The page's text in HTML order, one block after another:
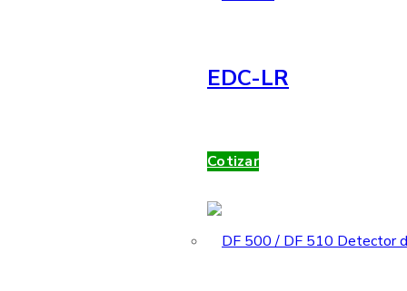
EDC-LR
Cotizar